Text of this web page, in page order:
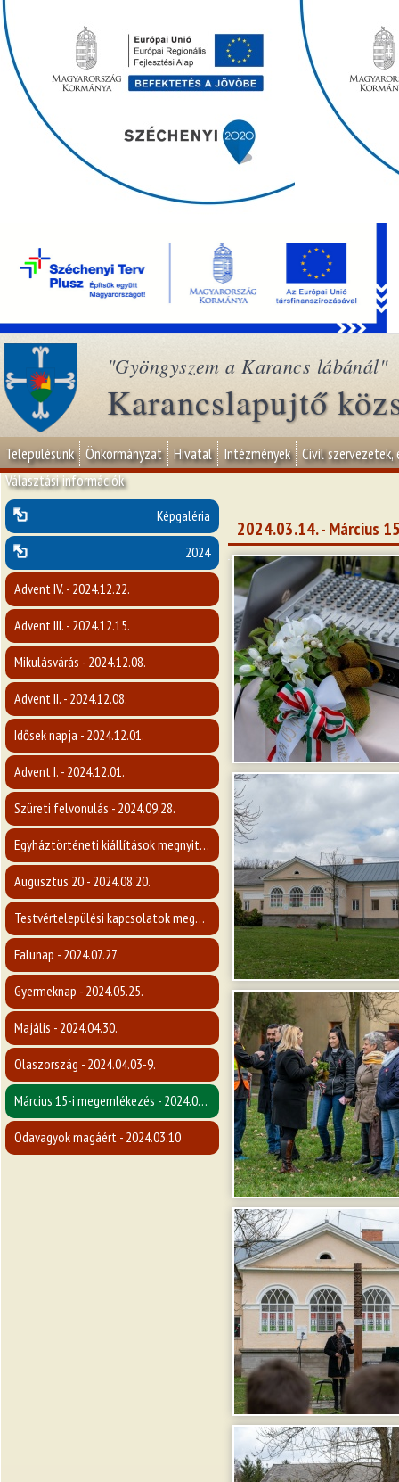
"Gyöngyszem a Karancs lábánál"
Karancslapujtő
Településünk Önkormányzat Hivatal Intézmények Civil szervezetek,
Választási információk
Képgaléria
2024
Advent IV. - 2024.12.22.
Advent III. - 2024.12.15.
Mikulásvárás - 2024.12.08.
Advent II. - 2024.12.08.
Idősek napja - 2024.12.01.
Advent I. - 2024.12.01.
Szüreti felvonulás - 2024.09.28.
Egyháztörténeti kiállítások megnyitója
Augusztus 20 - 2024.08.20.
Testvértelepülési kapcsolatok megerősítése - 2024.07.27.
Falunap - 2024.07.27.
Gyermeknap - 2024.05.25.
Majális - 2024.04.30.
Olaszország - 2024.04.03-9.
Március 15-i megemlékezés - 2024.03.14.
Odavagyok magáért - 2024.03.10
2024.03.14. - Március